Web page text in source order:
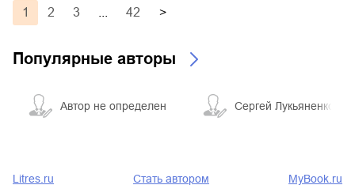
1 2 3 42 >
Популярные авторы
Автор не определен Сергей Лукьяненко
Litres.ru Стать автором MyBook.ru